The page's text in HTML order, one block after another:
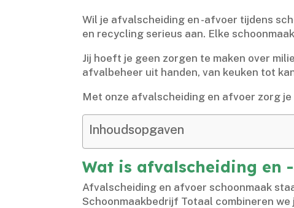
Wil je afvalscheiding en -afvoer tijdens
en recycling serieus aan.​ Elke
Jij hoeft je geen zorgen te maken over
afvalbeheer uit handen, van keuken tot
Met onze afvalscheiding en afvoer zorg
Inhoudsopgaven
Wat is afvalscheiding en
Afvalscheiding en afvoer schoonmaak
Schoonmaakbedrijf Totaal combineren